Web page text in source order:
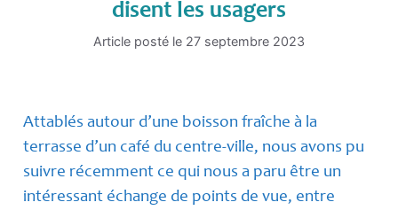
disent les usagers
Article posté le 27 septembre 2023
Attablés autour d’une boisson fraîche à la
terrasse d’un café du centre-ville, nous avons pu
suivre récemment ce qui nous a paru être un
intéressant échange de points de vue, entre